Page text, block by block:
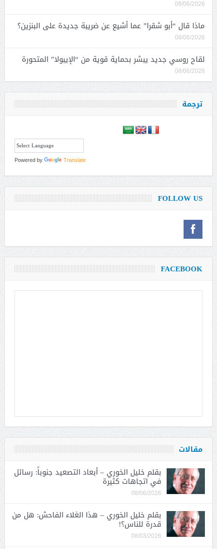
08/06/2026
ماذا قال “أبو شقرا” عما أشيع عن ضريبة جديدة على البنزين؟
08/06/2026
لقاح روسي جديد يبشر بحماية قوية من “الإيبولا” المتحورة
08/06/2026
ترجمة
Powered by Translate
FOLLOW US
FACEBOOK
مقالات
بقلم خليل الخوري – أبعاد التصعيد جنوباً: رسائل
في اتجاهات كثيرة
08/06/2026
بقلم خليل الخوري – هذا الغلاء الفاحش: هل من
قدرة للناس؟!
08/03/2026